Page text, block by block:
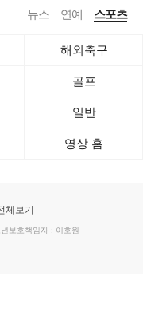
뉴스 연예 스포츠
해외축구
골프
일반
영상 홈
체보기
보호책임자 : 이호원